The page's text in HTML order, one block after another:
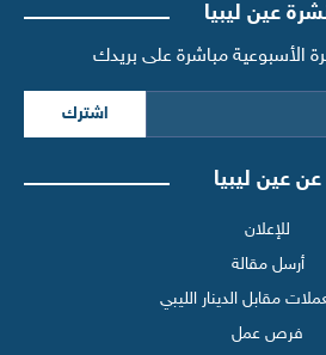
عين ليبيا
الأسبوعية مباشرة على بريدك
اشترك
عن عين ليبيا
للإعلان
أرسل مقالة
مقابل الدينار الليبي
فرص عمل